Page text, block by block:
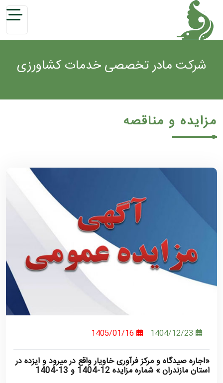
شرکت مادر تخصصی خدمات کشاورزی
مزایده و مناقصه
1404/12/23
1405/01/16
«اجاره صیدگاه و مرکز فرآوری خاویار واقع در میرود و ایزده در
استان مازندران » شماره مزایده 12-1404 و 13-1404